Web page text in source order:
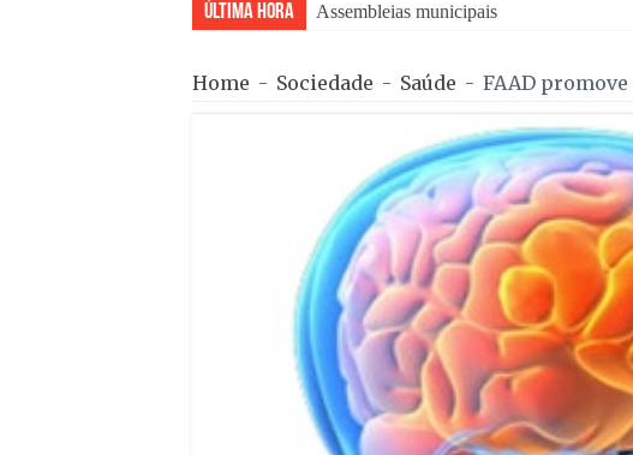
Última Hora Assembleias municipais passam a poder
Home - Sociedade - Saúde - FAAD